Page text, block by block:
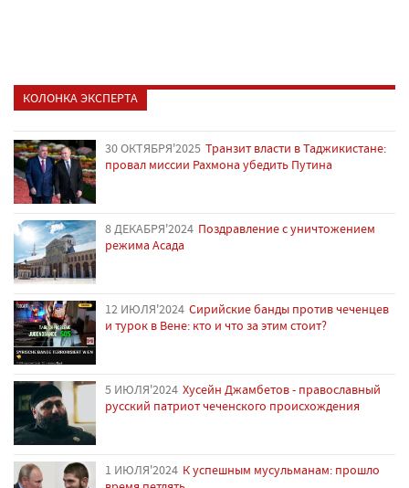
КОЛОНКА ЭКСПЕРТА
30 ОКТЯБРЯ'2025 Транзит власти в Таджикистане:
провал миссии Рахмона убедить Путина
8 ДЕКАБРЯ'2024 Поздравление с уничтожением
режима Асада
12 ИЮЛЯ'2024 Сирийские банды против чеченцев
и турок в Вене: кто и что за этим стоит?
5 ИЮЛЯ'2024 Хусейн Джамбетов - православный
русский патриот чеченского происхождения
1 ИЮЛЯ'2024 К успешным мусульманам: прошло